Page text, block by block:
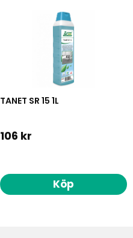
TANET SR 15 1L
106 kr
Köp